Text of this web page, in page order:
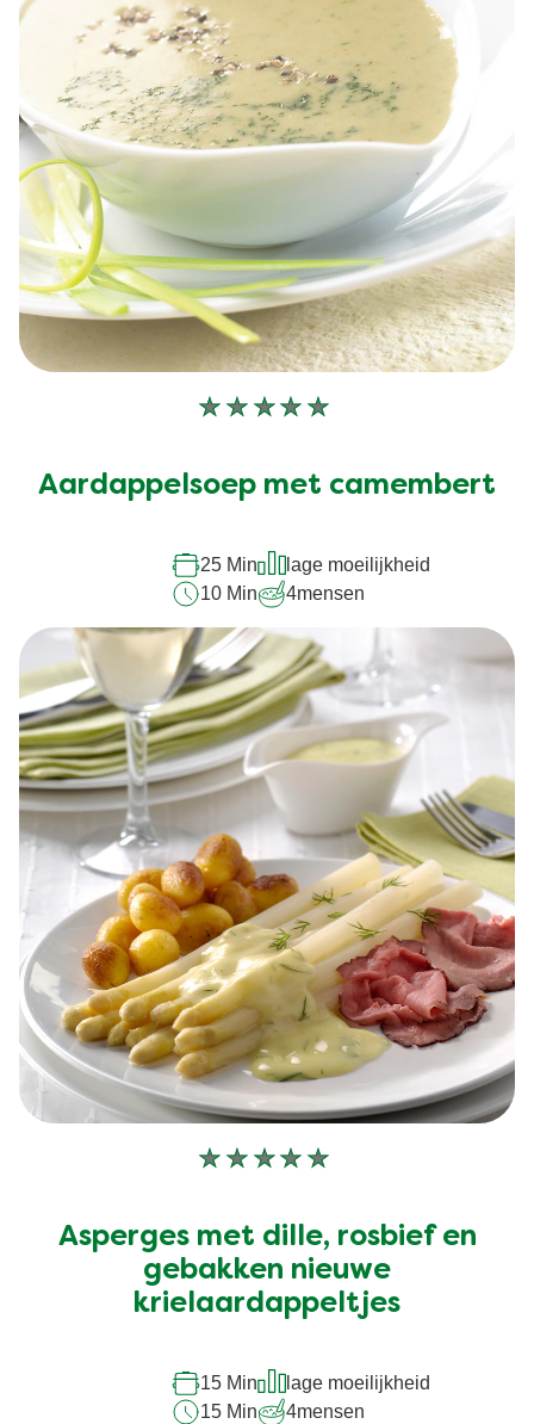
Geen
voor
Aardappelsoep met camembert
25 Min
lage moeilijkheid
10 Min
4mensen
Geen
voor
deze
Asperges met dille, rosbief en
gebakken nieuwe
krielaardappeltjes
15 Min
lage moeilijkheid
15 Min
4mensen